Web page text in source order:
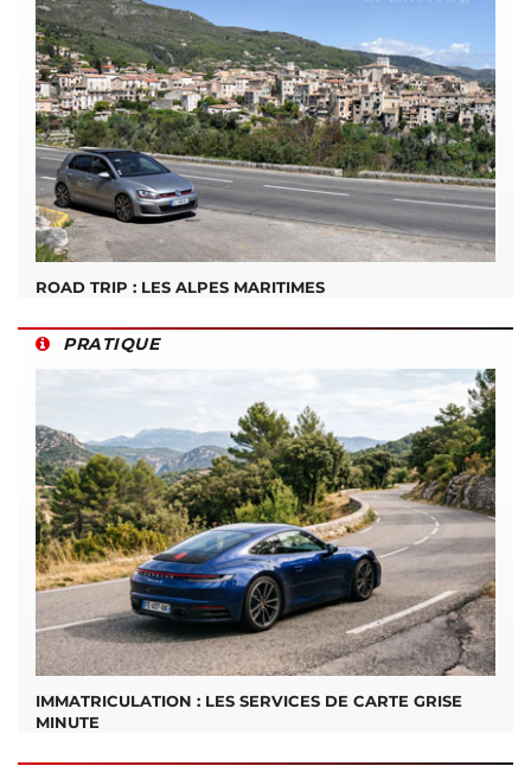
ROAD TRIP : LES ALPES MARITIMES
PRATIQUE
IMMATRICULATION : LES SERVICES DE CARTE GRISE
MINUTE